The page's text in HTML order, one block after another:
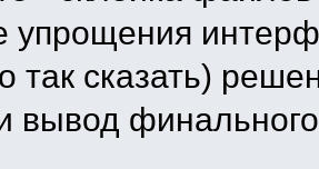
упрощения
так сказать)
вывод